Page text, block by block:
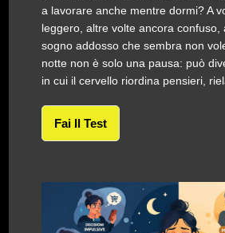
a lavorare anche mentre dormi? A
leggero, altre volte ancora confuso,
sogno addosso che sembra non
notte non è solo una pausa: può
in cui il cervello riordina pensieri,
Fai Il Test